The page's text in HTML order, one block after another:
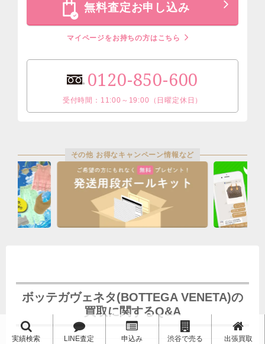
無料査定お申し込み
マイページをお持ちの方はこちら
0120-850-600
受付時間：11:00～19:00（日曜定休日）
その他 お得なキャンペーン情報など
ボッテガヴェネタ(BOTTEGA VENETA)の
買取に関するQ&A
実績検索 LINE査定 申込み 渋谷で売る 出張買取